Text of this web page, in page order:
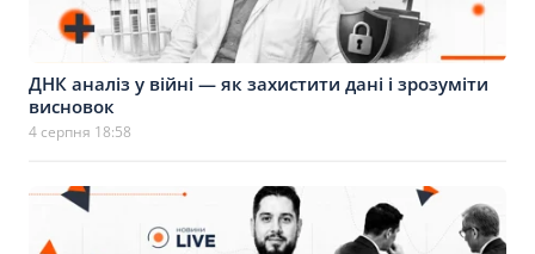
ДНК аналіз у війні — як захистити дані і зрозуміти
висновок
4 серпня 18:58